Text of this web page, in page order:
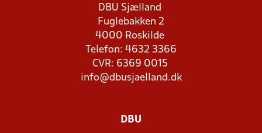
DBU Sjælland
Fuglebakken 2
4000 Roskilde
Telefon: 4632 3366
CVR: 6369 0015
info@dbusjaelland.dk
DBU